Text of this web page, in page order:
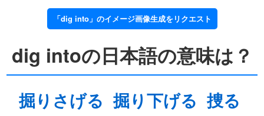
「dig into」のイメージ画像生成をリクエスト
dig intoの日本語の意味は？
掘りさげる 掘り下げる 捜る